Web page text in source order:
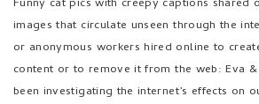
Funny cat pics with creepy captions shared
images that circulate unseen through the
or anonymous workers hired online to
content or to remove it from the web: Eva
been investigating the internet’s effects on